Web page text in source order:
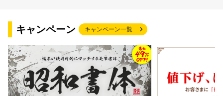
キャンペーン キャンペーン一覧